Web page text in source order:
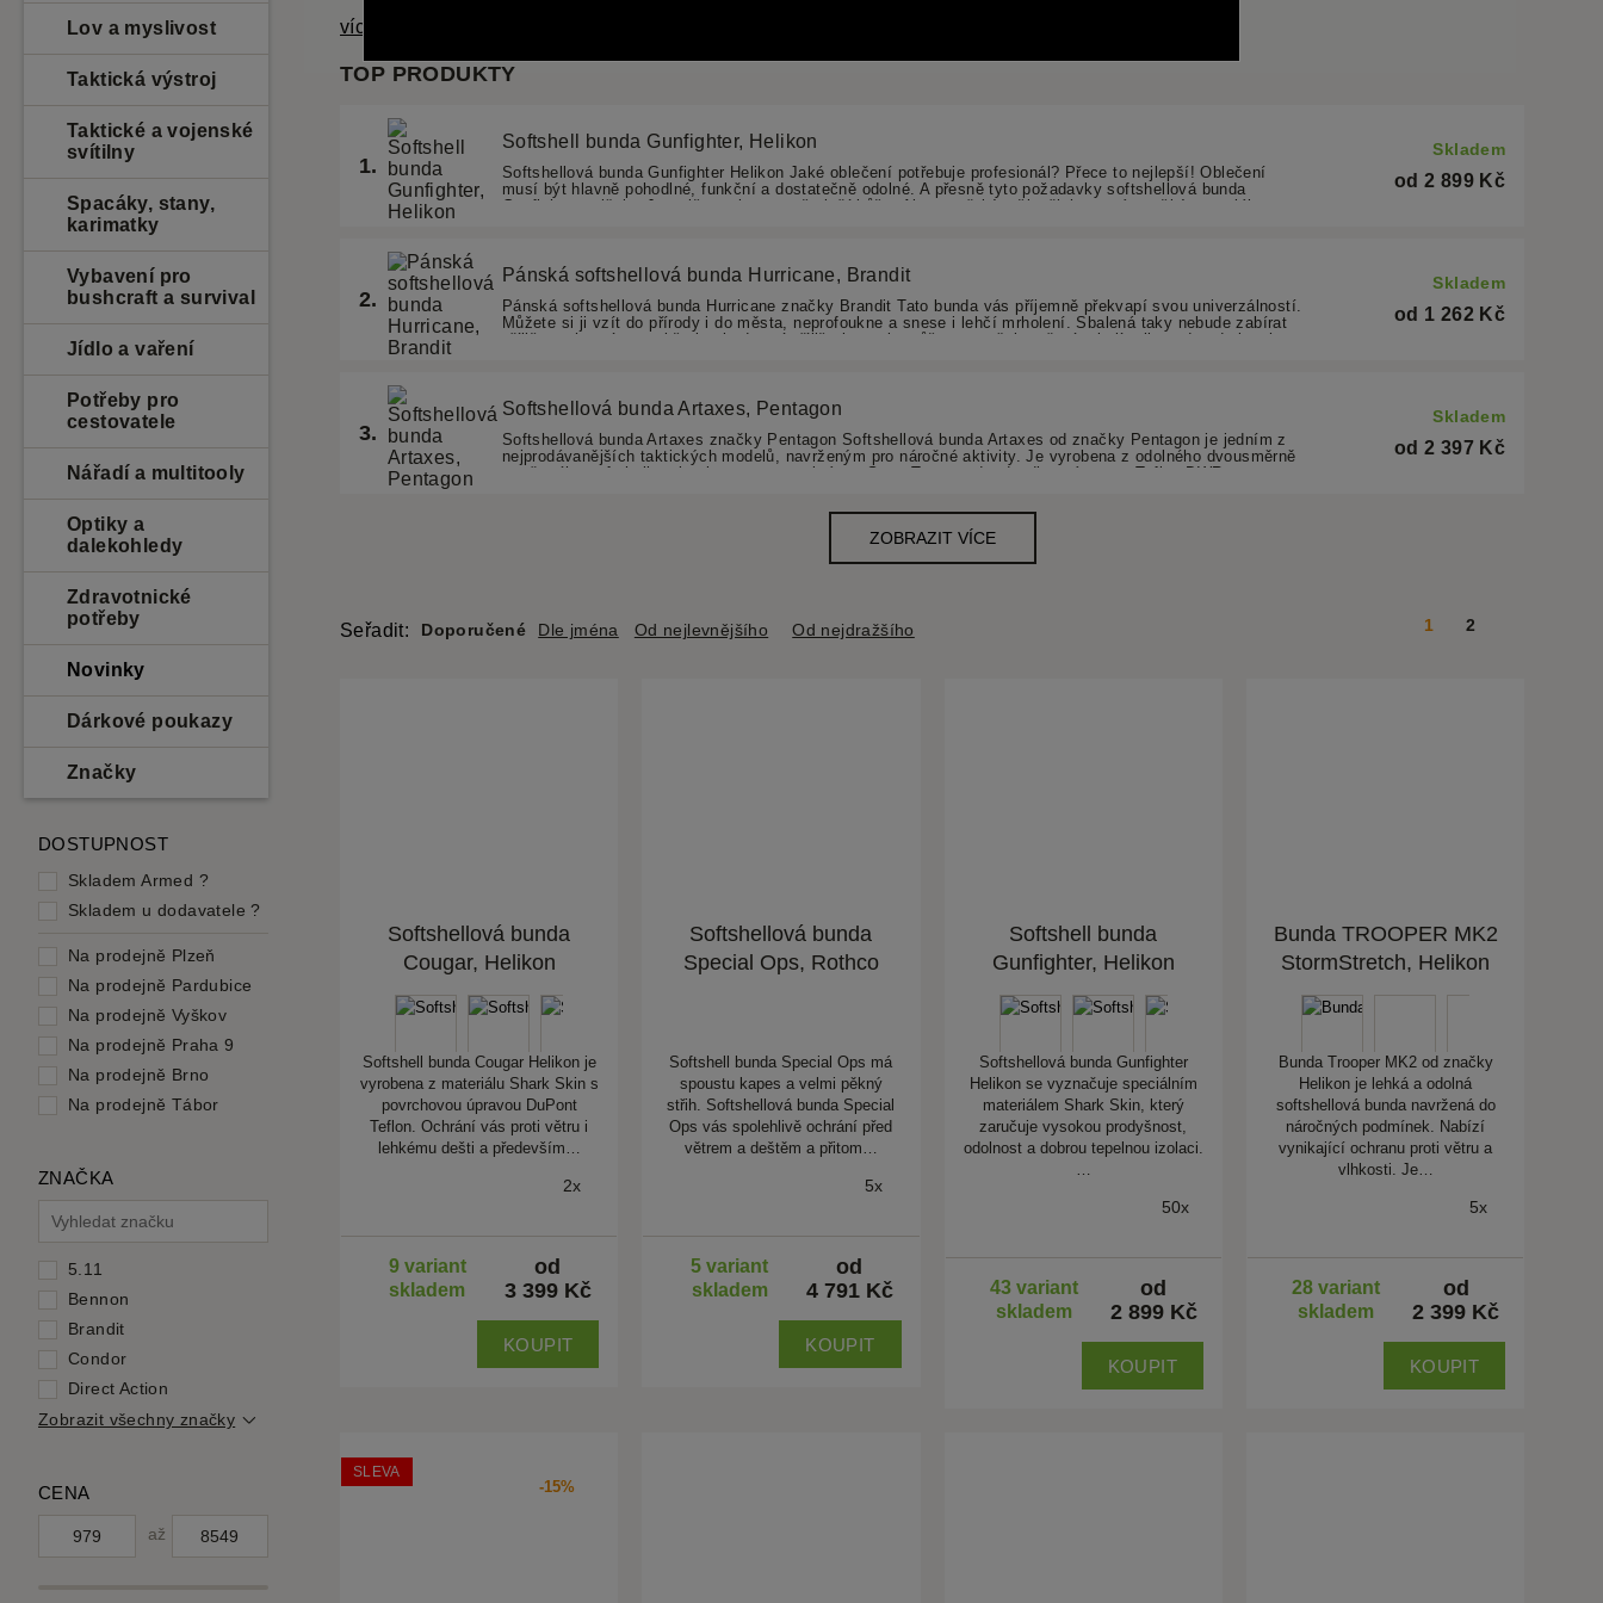
Lov a myslivost
Taktická výstroj
Taktické a vojenské
svítilny
Spacáky, stany,
karimatky
Vybavení pro
bushcraft a survival
Jídlo a vaření
Potřeby pro
cestovatele
Nářadí a multitooly
Optiky a
dalekohledy
Zdravotnické
potřeby
Novinky
Dárkové poukazy
Značky
DOSTUPNOST
Skladem Armed ?
Skladem u dodavatele?
Na prodejně Plzeň
Na prodejně Pardubice
Na prodejně Vyškov
Na prodejně Praha 9
Na prodejně Brno
Na prodejně Tábor
ZNAČKA
5.11
Bennon
Brandit
Condor
Direct Action
Zobrazit všechny značky
CENA
až
více informací
Seřadit: Doporučené Dle jména Od nejlevnějšího Od nejdražšího 1 2
Softshellová bunda
Cougar, Helikon
Softshell bunda Cougar Helikon je
vyrobena z materiálu Shark Skin s
povrchovou úpravou DuPont
Teflon. Ochrání vás proti větru i
lehkému dešti a především…
2x
9 variant
skladem
od
3 399 Kč
KOUPIT
Softshellová bunda
Special Ops, Rothco
Softshell bunda Special Ops má
spoustu kapes a velmi pěkný
střih. Softshellová bunda Special
Ops vás spolehlivě ochrání před
větrem a deštěm a přitom…
5x
5 variant
skladem
od
4 791 Kč
KOUPIT
Softshell bunda
Gunfighter, Helikon
Softshellová bunda Gunfighter
Helikon se vyznačuje speciálním
materiálem Shark Skin, který
zaručuje vysokou prodyšnost,
odolnost a dobrou tepelnou izolaci.
…
50x
43 variant
skladem
od
2 899 Kč
KOUPIT
Bunda TROOPER MK2
StormStretch, Helikon
Bunda Trooper MK2 od značky
Helikon je lehká a odolná
softshellová bunda navržená do
náročných podmínek. Nabízí
vynikající ochranu proti větru a
vlhkosti. Je…
5x
28 variant
skladem
od
2 399 Kč
KOUPIT
-15%
SLEVA